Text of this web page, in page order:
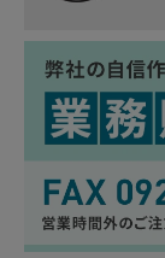
ナビ裏の配
セット内容
1p+取扱説明
取付方法
カプラーオン
保証期間